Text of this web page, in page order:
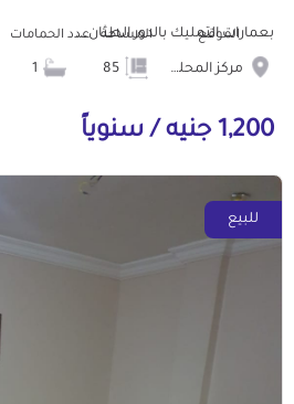
بعمارات التمليك بالدور الطثان...
الموقع
مركز المحله الكبرى
المساحة عدد الحمامات
1,200 جنيه / سنوياً
للبيع